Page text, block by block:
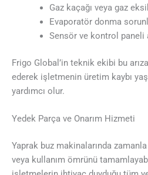
Gaz kaçağı veya gaz
Evaporatör donma
Sensör ve kontrol paneli
Frigo Global’in teknik ekibi bu
ederek işletmenin üretim kaybı
yardımcı olur.
Yedek Parça ve Onarım Hizmeti
Yaprak buz makinalarında
veya kullanım ömrünü